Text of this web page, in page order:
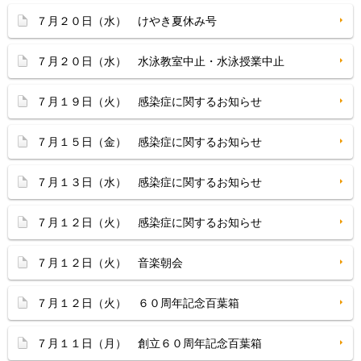
７月２０日（水） けやき夏休み号
７月２０日（水） 水泳教室中止・水泳授業中止
７月１９日（火） 感染症に関するお知らせ
７月１５日（金） 感染症に関するお知らせ
７月１３日（水） 感染症に関するお知らせ
７月１２日（火） 感染症に関するお知らせ
７月１２日（火） 音楽朝会
７月１２日（火） ６０周年記念百葉箱
７月１１日（月） 創立６０周年記念百葉箱